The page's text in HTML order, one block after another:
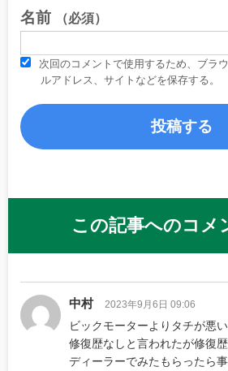
名前 （必須）
次回のコメントで使用するため、ブラ
ルアドレス、サイトなどを保存する。
この記事へのコメ
中村 2023年9月6日 09:06
ビックモーターよりタチが悪い
修復歴なしと言われたが修復歴
ディーラーでみたもらったら事